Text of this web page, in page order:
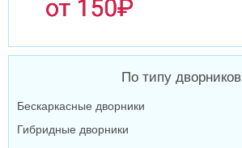
По типу дворников
Бескаркасные дворники
Гибридные дворники